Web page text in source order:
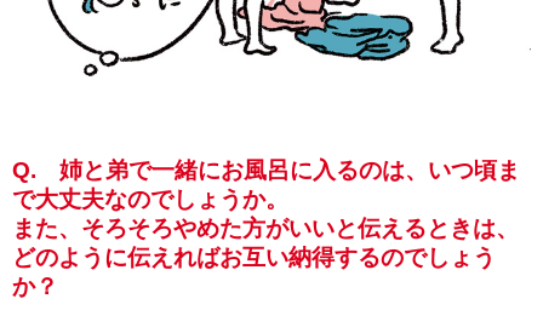
Q. 姉と弟で一緒にお風呂に入るのは、いつ頃ま
で大丈夫なのでしょうか。
また、そろそろやめた方がいいと伝えるときは、
どのように伝えればお互い納得するのでしょう
か？